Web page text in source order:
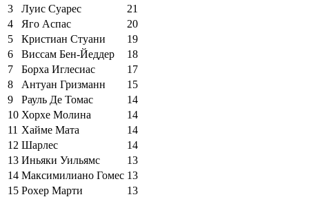
3
Луис Суарес
21
4
Яго Аспас
20
5
Кристиан Стуани
19
6
Виссам Бен-Йеддер
18
7
Борха Иглесиас
17
8
Антуан Гризманн
15
9
Рауль Де Томас
14
10 Хорхе Молина
14
11 Хайме Мата
14
12 Шарлес
14
13 Иньяки Уильямс
13
14 Максимилиано Гомес 13
15 Рохер Марти 13